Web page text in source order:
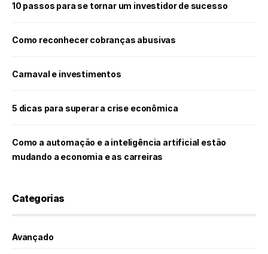
10 passos para se tornar um investidor de sucesso
Como reconhecer cobranças abusivas
Carnaval e investimentos
5 dicas para superar a crise econômica
Como a automação e a inteligência artificial estão
mudando a economia e as carreiras
Categorias
Avançado